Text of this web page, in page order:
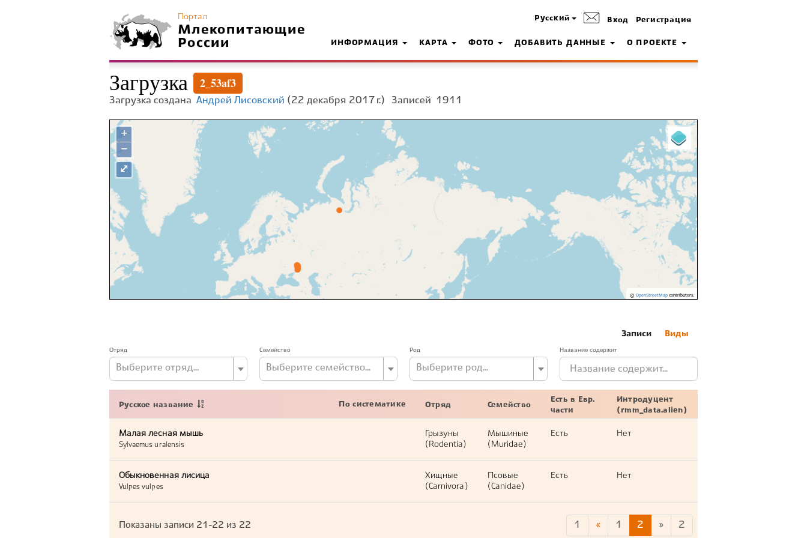
Портал
Млекопитающие
России
Русский Вход Регистрация
ИНФОРМАЦИЯ КАРТА ФОТО ДОБАВИТЬ ДАННЫЕ О ПРОЕКТЕ
Загрузка 2_53af3
Загрузка создана Андрей Лисовский (22 декабря 2017 г.) Записей 1911
+
−
© OpenStreetMapcontributors.
⤢
Записи Виды
Отряд
Выберите отряд...
Семейство
Выберите семейство...
Род
Выберите род...
Название содержит
Русское название По систематике Отряд Семейство
Есть в Евр.
части
Интродуцент
(rmm_data.alien)
Малая лесная мышь
Sylvaemus uralensis
Грызуны
(Rodentia)
Мышиные
(Muridae)
Есть Нет
Обыкновенная лисица
Vulpes vulpes
Хищные
(Carnivora)
Псовые
(Canidae)
Есть Нет
1 « 1 2 » 2
Показаны записи 21-22 из 22